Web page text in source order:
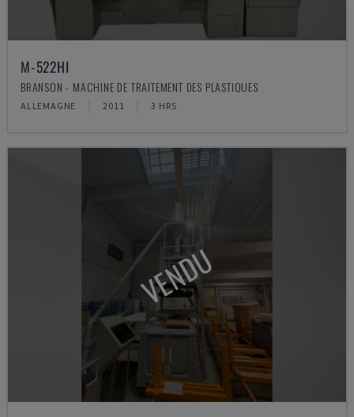
M-522HI
BRANSON - MACHINE DE TRAITEMENT DES PLASTIQUES
ALLEMAGNE 2011 3 HRS
VENDU